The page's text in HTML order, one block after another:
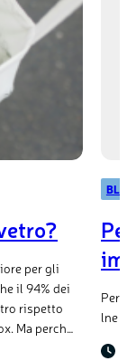
per gli
il 94% dei
rispetto
Ma perché
lne